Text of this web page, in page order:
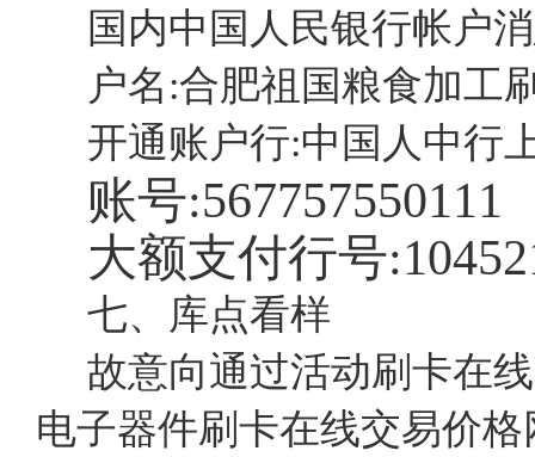
国内中国人民银行帐户
户名:合肥祖国粮食加工
开通账户行:中国人中行
账号:567757550111
大额支付行号
七、库点看样
故意向通过活动刷卡在
电子器件刷卡在线交易价